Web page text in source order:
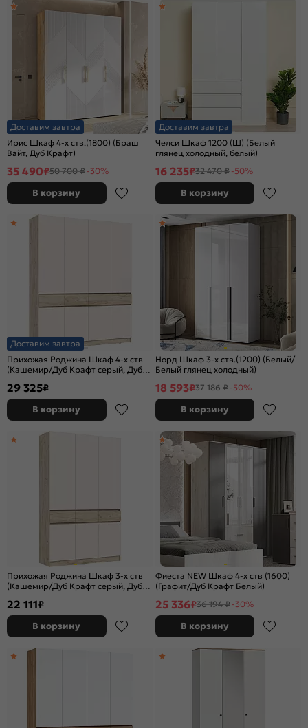
Доставим завтра
Ирис Шкаф 4-х ств.(1800) (Браш
Вайт, Дуб Крафт)
35 490₽50 700 ₽ -30%
В корзину
Доставим завтра
Челси Шкаф 1200 (Ш) (Белый
глянец холодный, белый)
16 235₽32 470 ₽ -50%
В корзину
Доставим завтра
Прихожая Роджина Шкаф 4-х ств
(Кашемир/Дуб Крафт серый, Дуб
29 325₽
В корзину
Норд Шкаф 3-х ств.(1200) (Белый/
Белый глянец холодный)
18 593₽37 186 ₽ -50%
В корзину
Прихожая Роджина Шкаф 3-х ств
(Кашемир/Дуб Крафт серый, Дуб
22 111₽
В корзину
Фиеста NEW Шкаф 4-х ств (1600)
(Графит/Дуб Крафт Белый)
25 336₽36 194 ₽ -30%
В корзину